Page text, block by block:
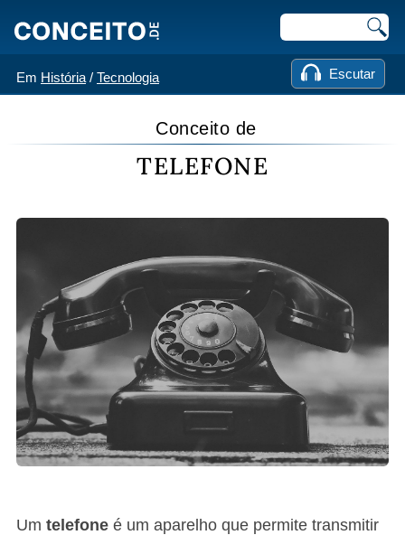
Em História / Tecnologia Escutar
Conceito de
TELEFONE
Um telefone é um aparelho que permite transmitir